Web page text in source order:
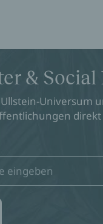
& Social
Universum
direkt